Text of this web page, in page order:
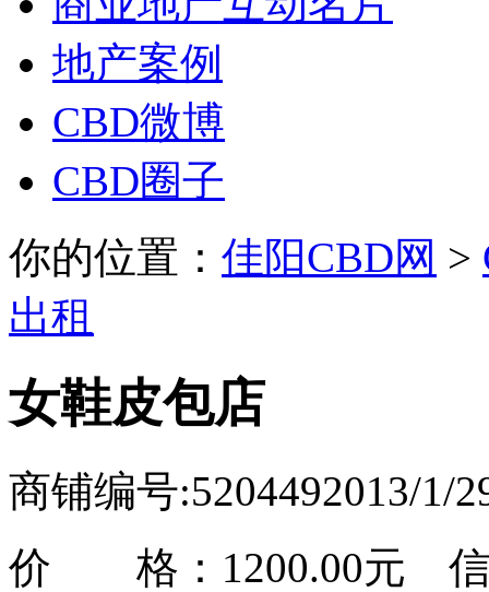
地产案例
CBD微博
CBD圈子
你的位置： 佳阳CBD网 >
出租
女鞋皮包店
商铺编号:5204492013/1/
价 格： 1200.00元 信